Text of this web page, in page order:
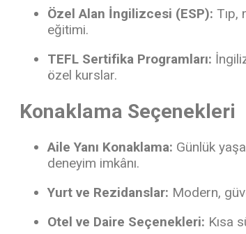
Özel Alan İngilizcesi (ESP): Tıp,
eğitimi.
TEFL Sertifika Programları:
özel kurslar.
Konaklama Seçenekleri
Aile Yanı Konaklama: Günlük
deneyim imkânı.
Yurt ve Rezidanslar: Modern,
Otel ve Daire Seçenekleri: Kısa